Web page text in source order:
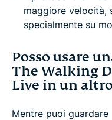
maggiore velocità,
specialmente su
Posso usare
The Walking
Live in un
Mentre puoi guardare